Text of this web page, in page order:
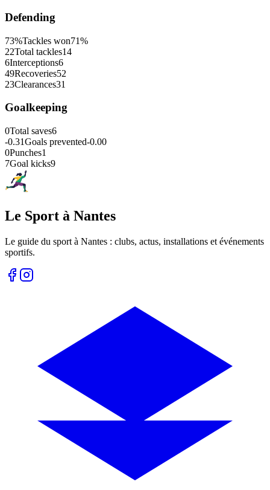
Defending
73%Tackles won71%
22Total tackles14
6Interceptions6
49Recoveries52
23Clearances31
Goalkeeping
0Total saves6
-0.31Goals prevented-0.00
0Punches1
7Goal kicks9
Le Sport à Nantes
Le guide du sport à Nantes : clubs, actus, installations et événements
sportifs.